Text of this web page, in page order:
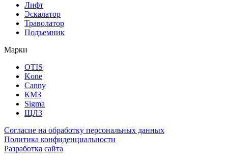
Лифт
Эскалатор
Траволатор
Подъемник
Марки
OTIS
Kone
Canny
КМЗ
Sigma
ЩЛЗ
Согласие на обработку персональных данных
Политика конфиденциальности
Разработка сайта